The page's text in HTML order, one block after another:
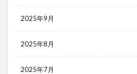
2025年9月
2025年8月
2025年7月